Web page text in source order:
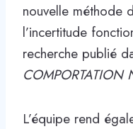
nouvelle méthode
l’incertitude
recherche publié
COMPORTATION
L’équipe rend